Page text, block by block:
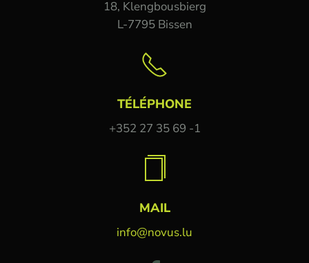
18, Klengbousbierg
L-7795 Bissen
TÉLÉPHONE
+352 27 35 69 -1
MAIL
info@novus.lu